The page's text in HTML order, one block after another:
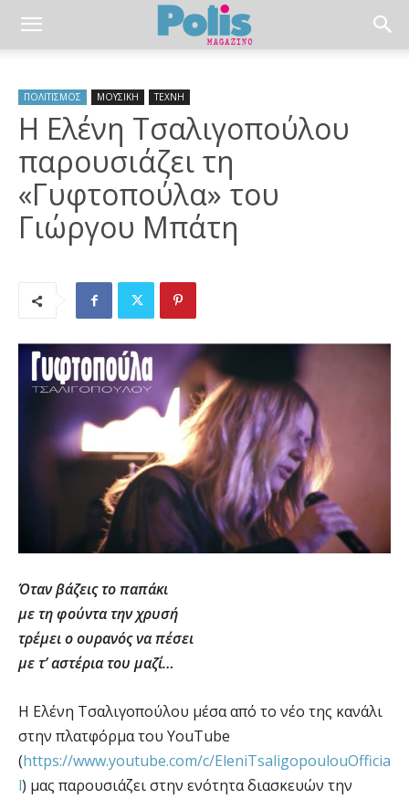
ΠΟΛΙΤΙΣΜΟΣ ΜΟΥΣΙΚΗ ΤΕΧΝΗ
Η Ελένη Τσαλιγοπούλου
παρουσιάζει τη
«Γυφτοπούλα» του
Γιώργου Μπάτη
Όταν βάζεις το παπάκι
με τη φούντα την χρυσή
τρέμει ο ουρανός να πέσει
με τ’ αστέρια του μαζί…
Η Ελένη Τσαλιγοπούλου μέσα από το νέο της κανάλι
στην πλατφόρμα του YouTube
(https://www.youtube.com/c/EleniTsaligopoulouOfficia
l) μας παρουσιάζει στην ενότητα διασκευών την